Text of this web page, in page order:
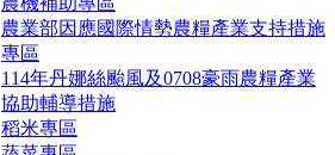
農業部因應國際情勢農糧產業支持措施
專區
114年丹娜絲颱風及0708豪雨農糧產業
協助輔導措施
稻米專區